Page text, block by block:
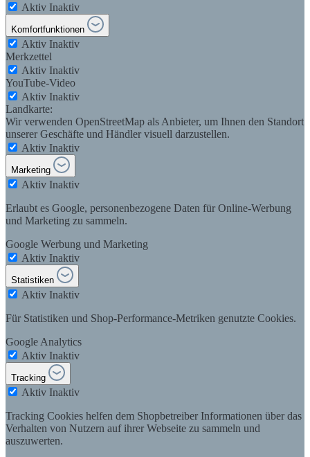
Aktiv Inaktiv
Komfortfunktionen
Aktiv Inaktiv
Merkzettel
Aktiv Inaktiv
YouTube-Video
Aktiv Inaktiv
Landkarte:
Wir verwenden OpenStreetMap als Anbieter, um Ihnen den Standort
unserer Geschäfte und Händler visuell darzustellen.
Aktiv Inaktiv
Marketing
Aktiv Inaktiv
Erlaubt es Google, personenbezogene Daten für Online-Werbung
und Marketing zu sammeln.
Google Werbung und Marketing
Aktiv Inaktiv
Statistiken
Aktiv Inaktiv
Für Statistiken und Shop-Performance-Metriken genutzte Cookies.
Google Analytics
Aktiv Inaktiv
Tracking
Aktiv Inaktiv
Tracking Cookies helfen dem Shopbetreiber Informationen über das
Verhalten von Nutzern auf ihrer Webseite zu sammeln und
auszuwerten.